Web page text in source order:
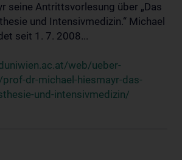
seine Antrittsvorlesung über „Das
und Intensivmedizin.“ Michael
seit 1. 7. 2008...
web/ueber-
dr-michael-hiesmayr-das-
und-intensivmedizin/